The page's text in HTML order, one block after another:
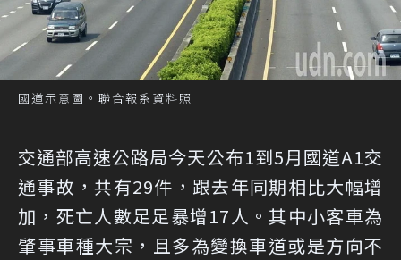
國道示意圖。聯合報系資料照
交通部高速公路局今天公布1到5月國道A1交
通事故，共有29件，跟去年同期相比大幅增
加，死亡人數足足暴增17人。其中小客車為
肇事車種大宗，且多為變換車道或是方向不